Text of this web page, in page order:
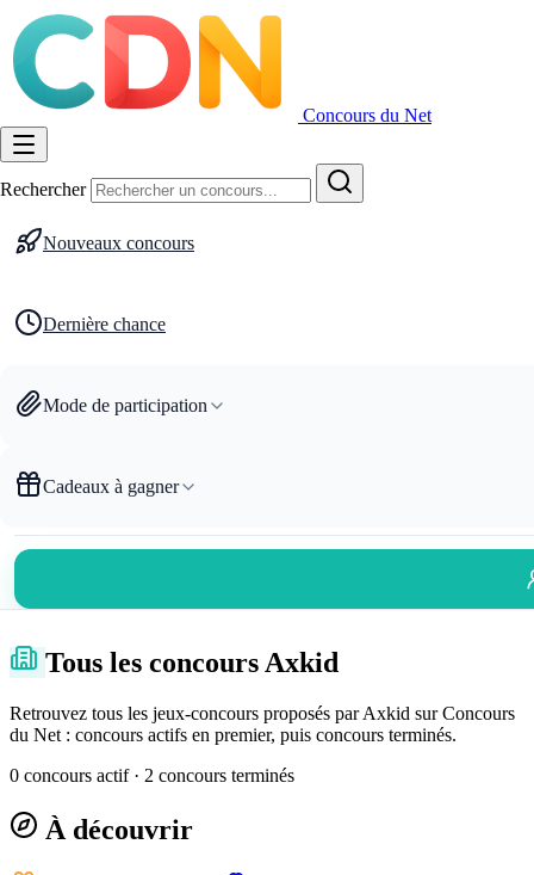
Concours du Net
Rechercher
Nouveaux concours
Dernière chance
Mode de participation
Cadeaux à gagner
Tous les concours Axkid
Retrouvez tous les jeux-concours proposés par Axkid sur Concours
du Net : concours actifs en premier, puis concours terminés.
0 concours actif · 2 concours terminés
À découvrir